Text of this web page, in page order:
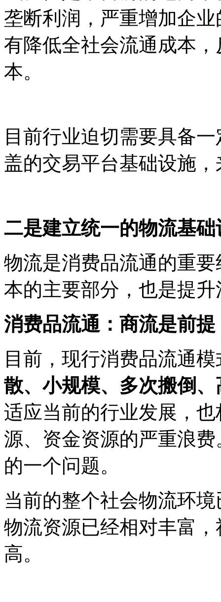
垄断利润，严重增加企
有降低全社会流通成本
本。
目前行业迫切需要具备
盖的交易平台基础设施
二是建立统一的物流基础
物流是消费品流通的重
本的主要部分，也是提
消费品流通：商流是前
目前，现行消费品流通
散、小规模、多次搬倒、
适应当前的行业发展，
源、资金资源的严重浪
的一个问题。
当前的整个社会物流环
物流资源已经相对丰富
高。